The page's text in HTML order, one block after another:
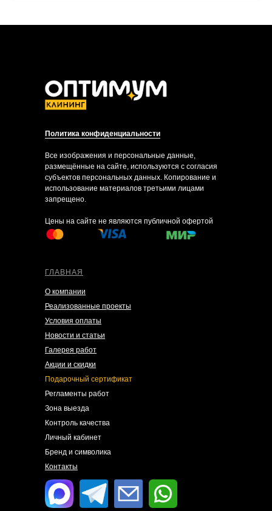
ГЛАВНАЯ
О компании
Реализованные проекты
Условия оплаты
Новости и статьи
Галерея работ
Акции и скидки
Подарочный сертификат
Регламенты работ
Зона выезда
Контроль качества
Личный кабинет
Бренд и символика
Контакты
Политика конфиденциальности
Все изображения и персональные данные,
размещённые на сайте, используются с согласия
субъектов персональных данных. Копирование и
использование материалов третьими лицами
запрещено.
Цены на сайте не являются публичной офертой